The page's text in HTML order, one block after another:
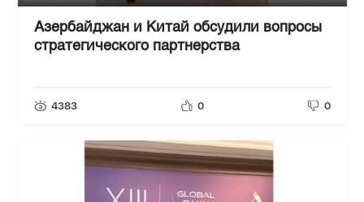
Азербайджан и Китай обсудили вопросы
стратегического партнерства
4383 0 0